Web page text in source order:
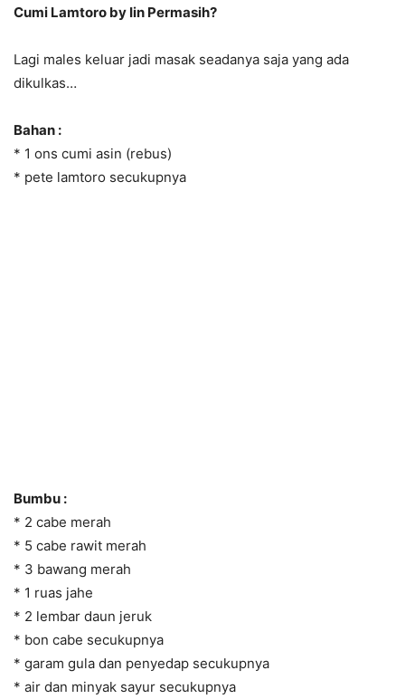
Cumi Lamtoro by Iin Permasih?
Lagi males keluar jadi masak seadanya saja yang ada
dikulkas…
Bahan :
* 1 ons cumi asin (rebus)
* pete lamtoro secukupnya
Bumbu :
* 2 cabe merah
* 5 cabe rawit merah
* 3 bawang merah
* 1 ruas jahe
* 2 lembar daun jeruk
* bon cabe secukupnya
* garam gula dan penyedap secukupnya
* air dan minyak sayur secukupnya